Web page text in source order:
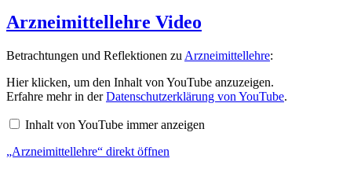
Arzneimittellehre Video
Betrachtungen und Reflektionen zu Arzneimittellehre:
„Arzneimittellehre“
von
YouTube
anzeigen
Hier klicken, um den Inhalt von YouTube anzuzeigen.
Erfahre mehr in derDatenschutzerklärung von YouTube.
Inhalt von YouTube immer anzeigen
„Arzneimittellehre“ direkt öffnen